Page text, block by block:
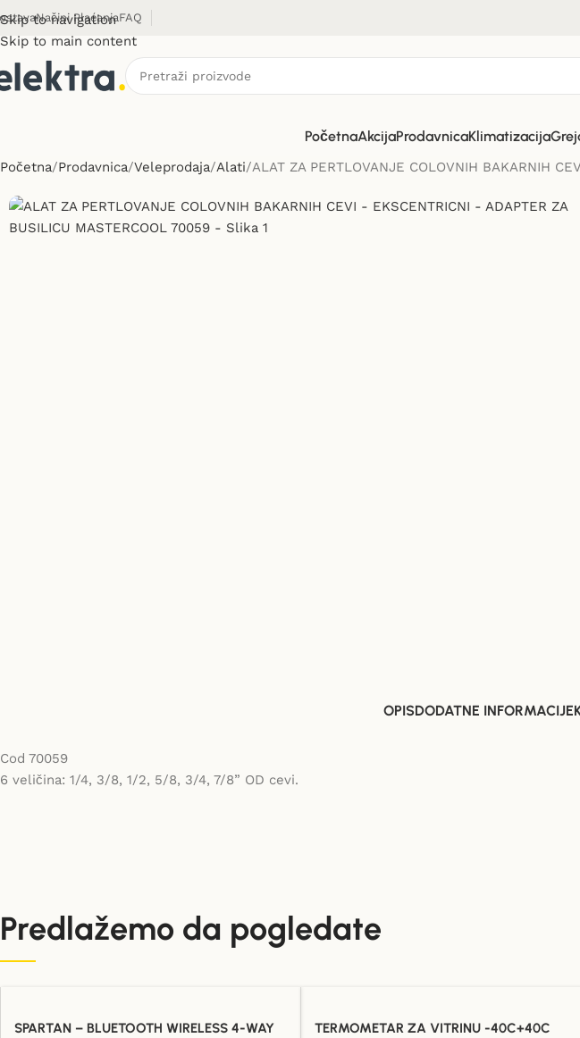
Skip to navigation
Skip to main content
Načini PlaćanjaFAQ
PočetnaAkcijaProdavnicaKlimatizacija
Početna Prodavnica Veleprodaja Alati ALAT ZA PERTLOVANJE COLOVNIH BAKARNIH
OPISDODATNE INFORMACIJE
Cod 70059
6 veličina: 1/4, 3/8, 1/2, 5/8, 3/4, 7/8” OD cevi.
Predlažemo da pogledate
SPARTAN – BLUETOOTH WIRELESS 4-WAY
TERMOMETAR ZA VITRINU -40C+40C